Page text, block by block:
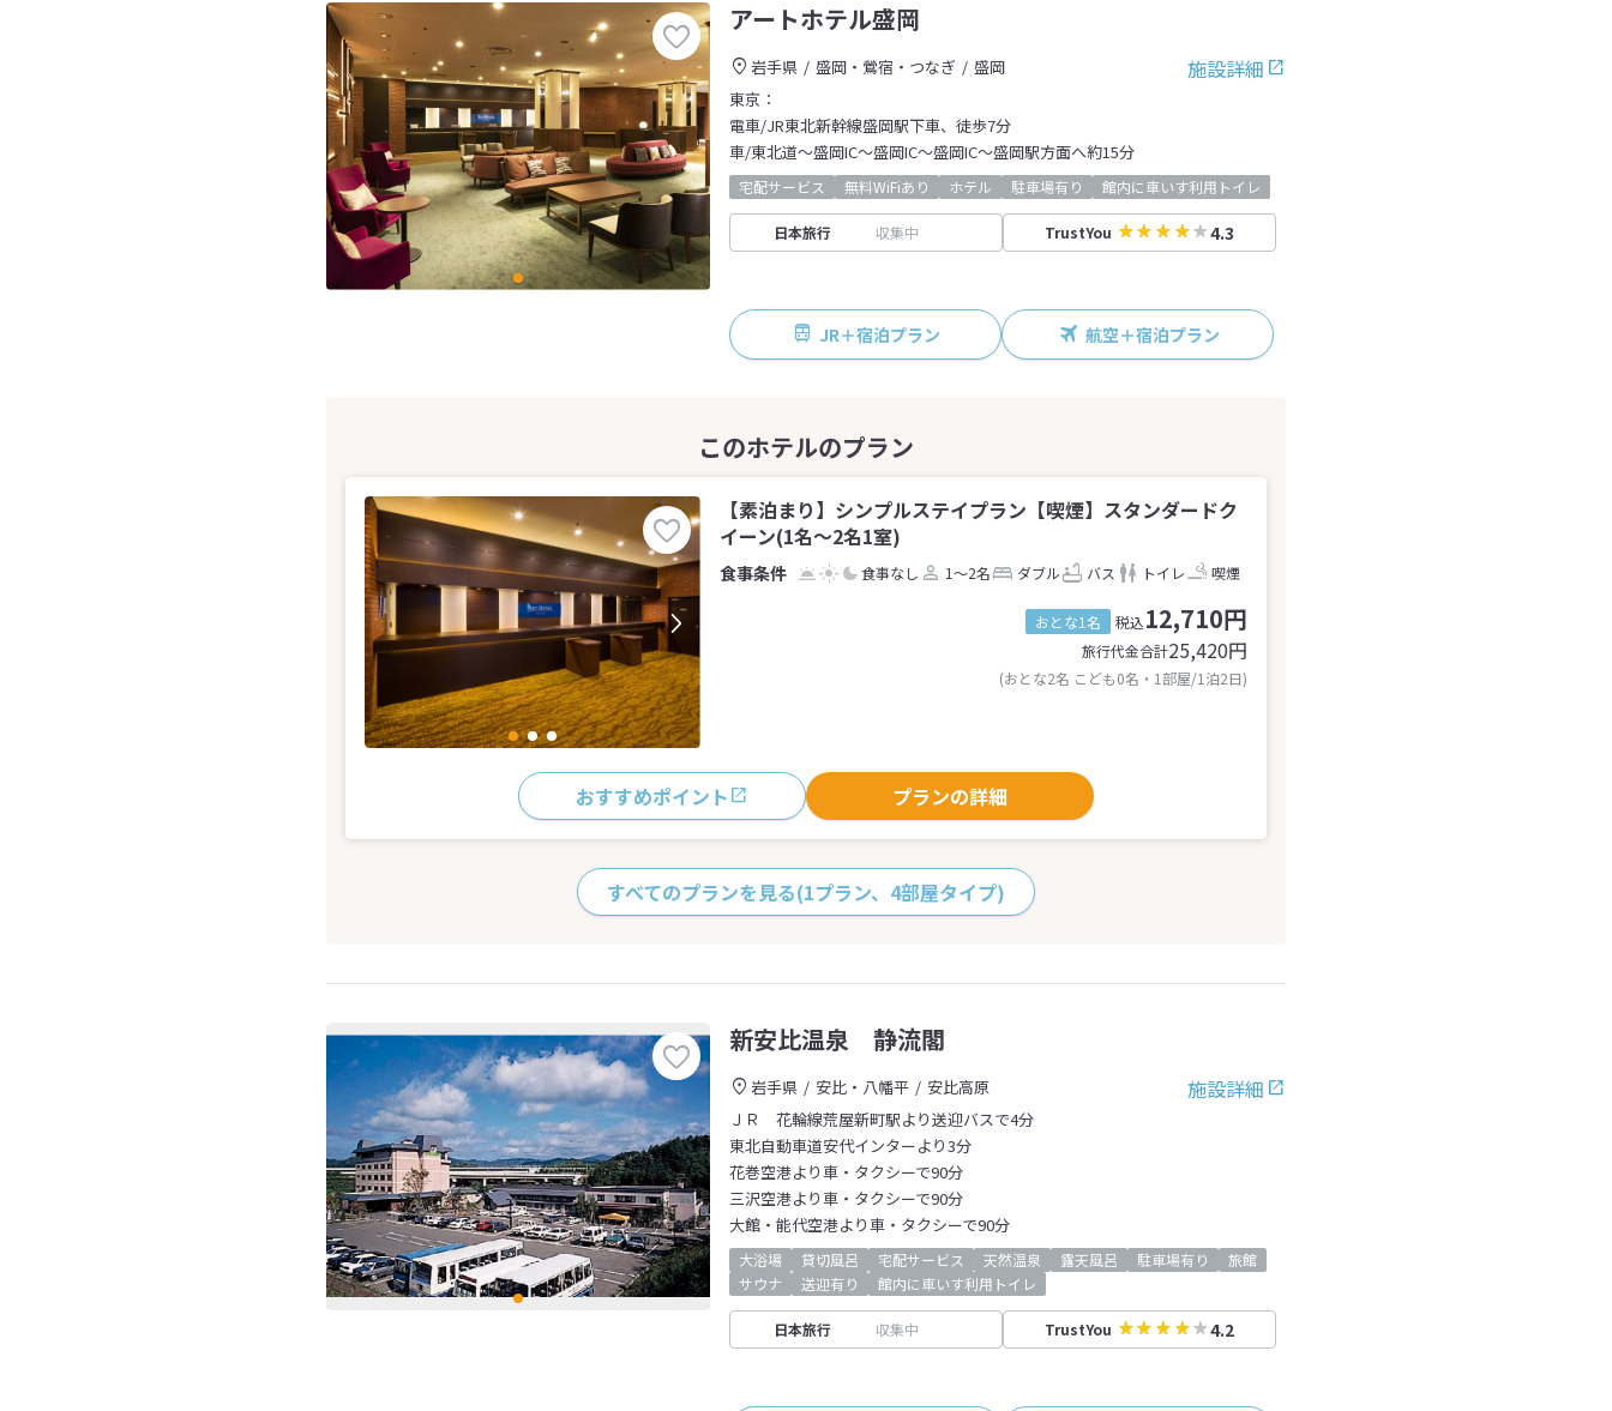
アートホテル盛岡
施設詳細
岩手県 盛岡・鶯宿・つなぎ
盛岡
東京：
電車/JR東北新幹線盛岡駅下車、徒歩7分
車/東北道～盛岡IC～盛岡IC～盛岡IC～盛岡駅方面へ約15分
宅配サービス 無料WiFiあり ホテル 駐車場有り 館内に車いす利用トイレ
日本旅行 収集中 TrustYou 4.3
JR＋宿泊プラン 航空＋宿泊プラン
【素泊まり】シンプルステイプラン【喫煙】スタンダードク
イーン(1名～2名1室)
食事なし 1～2名 ダブル バス トイレ 喫煙
おとな1名 税込12,710円
旅行代金合計25,420円
(おとな2名 こども0名・1部屋/1泊2日)
おすすめポイント プランの詳細
すべてのプランを見る(1プラン、4部屋タイプ)
新安比温泉 静流閣
施設詳細
岩手県 安比・八幡平
安比高原
ＪＲ 花輪線荒屋新町駅より送迎バスで4分
東北自動車道安代インターより3分
花巻空港より車・タクシーで90分
三沢空港より車・タクシーで90分
大館・能代空港より車・タクシーで90分
大浴場 貸切風呂 宅配サービス 天然温泉 露天風呂 駐車場有り
旅館
サウナ
送迎有り 館内に車いす利用トイレ
日本旅行 収集中 TrustYou 4.2